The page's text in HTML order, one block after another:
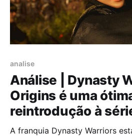
analise
Análise | Dynasty
Origins é uma
reintrodução à
A franquia Dynasty Warriors